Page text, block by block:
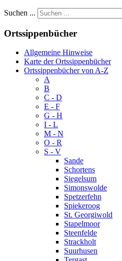
Suchen ...
Ortssippenbücher
Allgemeine Hinweise
Karte der Ortssippenbücher
Ortssippenbücher von A-Z
A
B
C - D
E - F
G - H
I - L
M - N
O - R
S - V
Sande
Schortens
Siegelsum
Simonswolde
Spetzerfehn
Spiekeroog
St. Georgiwold
Stapelmoor
Steenfelde
Strackholt
Suurhusen